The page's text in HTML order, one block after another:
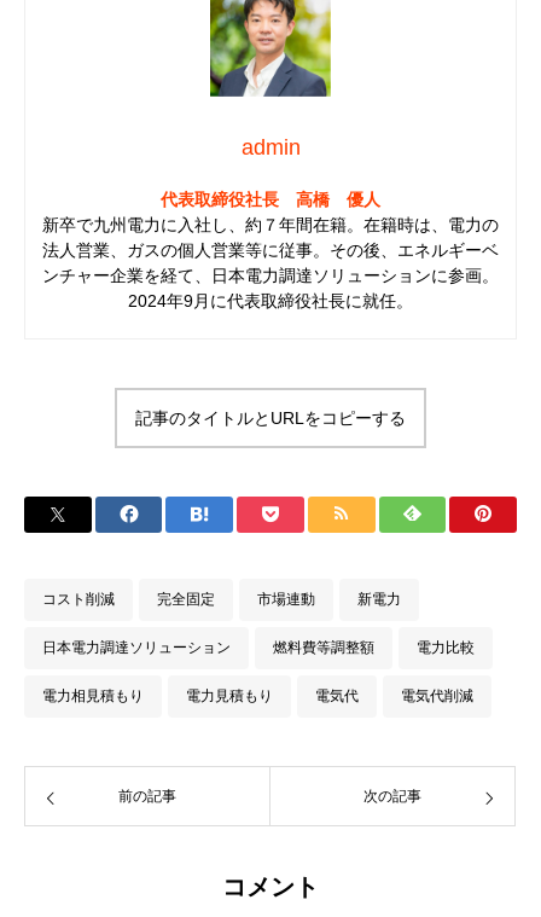
admin
代表取締役社長 高橋 優人
新卒で九州電力に入社し、約７年間在籍。在籍時は、電力の
法人営業、ガスの個人営業等に従事。その後、エネルギーベ
ンチャー企業を経て、日本電力調達ソリューションに参画。
2024年9月に代表取締役社長に就任。
記事のタイトルとURLをコピーする
コスト削減 完全固定 市場連動 新電力
日本電力調達ソリューション 燃料費等調整額 電力比較
電力相見積もり 電力見積もり 電気代 電気代削減
前の記事 次の記事
コメント